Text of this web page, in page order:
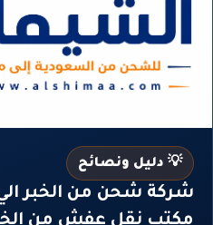
💡 دليل ونصائح
مكتب نقل عفش من